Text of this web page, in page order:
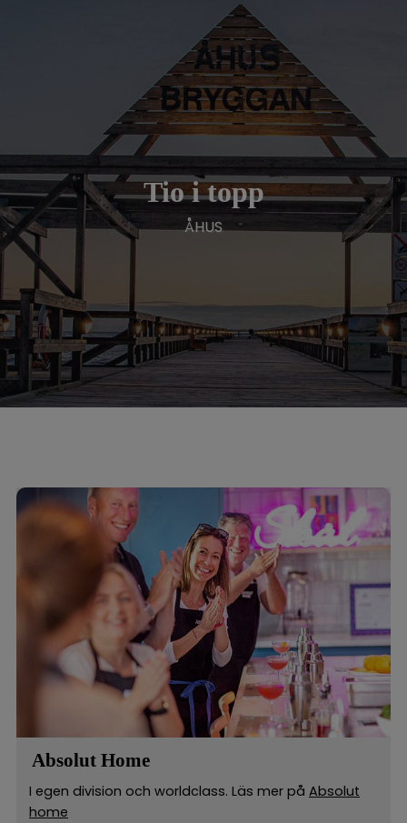
Bröllop/festlokal
Ålagille
Om oss
På gång
Mats o Max
Tio i topp
ÅHUS
Absolut Home
I egen division och worldclass. Läs mer på Absolut
home